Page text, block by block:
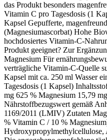
das Produkt besonders
Vitamin C pro Tagesdosis (1
Kapsel Gepufferte,
(Magnesiumascorbat) Hohe
hochdosiertes Vitamin-C-
Produkt geeignet? Zur
Magnesium Für
verträgliche Vitamin-C-Quelle
Kapsel mit ca. 250 ml Wasser
Tagesdosis (1 Kapsel)
mg 625 % Magnesium 15,79
Nährstoffbezugswert gemäß
1169/2011 (LMIV) Zutaten
% Vitamin C / 10 %
Hydroxypropylmethylcellulose,